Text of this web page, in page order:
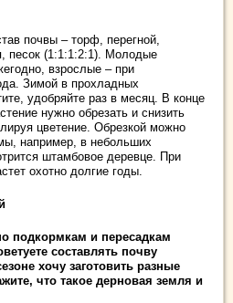
почвы – торф, перегной,
песок (1:1:1:2:1). Молодые
взрослые – при
Зимой в прохладных
удобряйте раз в месяц. В конце
нужно обрезать и снизить
цветение. Обрезкой можно
например, в небольших
штамбовое деревце. При
охотно долгие годы.
подкормкам и пересадкам
составлять почву
хочу заготовить разные
что такое дерновая земля и